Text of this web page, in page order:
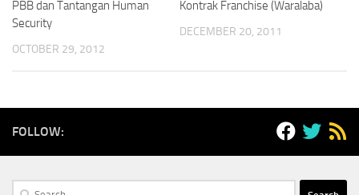
PBB dan Tantangan Human
Security
OCTOBER 29, 2012
Kontrak Franchise (Waralaba)
DECEMBER 20, 2011
FOLLOW:
Search